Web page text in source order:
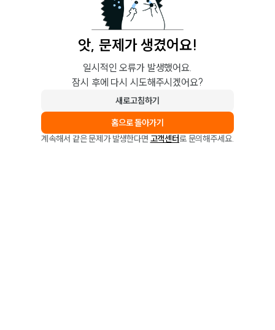
앗, 문제가 생겼어요!
일시적인 오류가 발생했어요.
잠시 후에 다시 시도해주시겠어요?
새로고침하기
홈으로 돌아가기
계속해서 같은 문제가 발생한다면 고객센터로 문의해주세요.